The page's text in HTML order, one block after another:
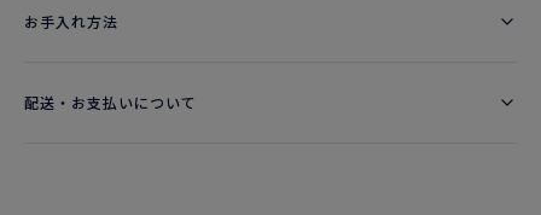
お手入れ方法
配送・お支払いについて